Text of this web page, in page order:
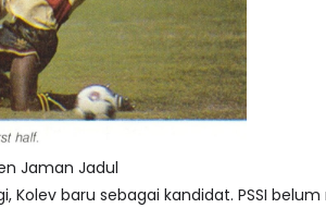
Jaman Jadul
Kolev baru sebagai kandidat. PSSI